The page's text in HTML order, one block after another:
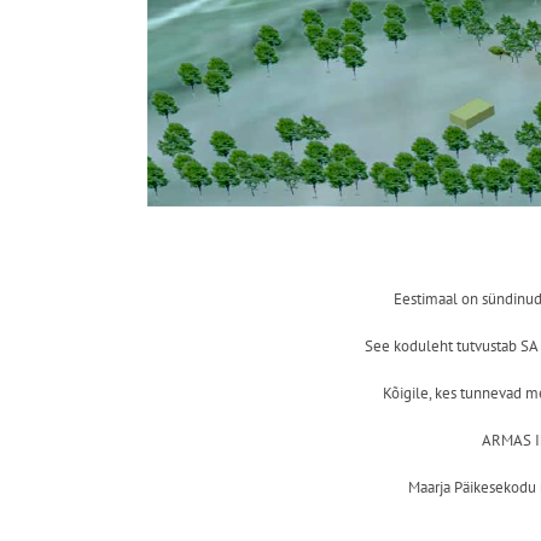
Eestimaal on
See koduleht tutvustab
Kõigile, kes tunnevad
ARMAS
Maarja